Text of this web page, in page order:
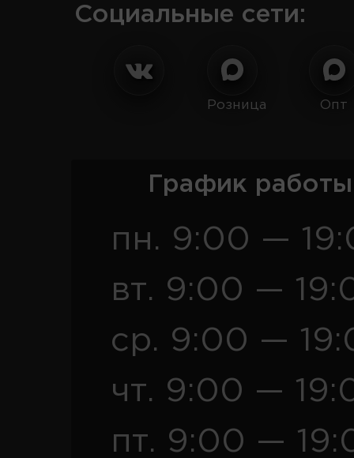
Социальные сети:
Розница Опт
График
пн. 9:00 —
вт. 9:00 —
ср. 9:00 —
чт. 9:00 —
пт. 9:00 —